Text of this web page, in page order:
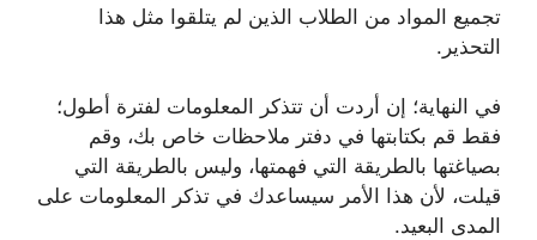
تجميع المواد من الطلاب الذين لم يتلقوا مثل هذا
التحذير.
في النهاية؛ إن أردت أن تتذكر المعلومات لفترة أطول؛
فقط قم بكتابتها في دفتر ملاحظات خاص بك، وقم
بصياغتها بالطريقة التي فهمتها، وليس بالطريقة التي
قيلت، لأن هذا الأمر سيساعدك في تذكر المعلومات على
المدى البعيد.